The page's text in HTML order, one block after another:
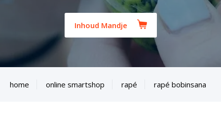
Inhoud Mandje
home online smartshop rapé rapé bobinsana